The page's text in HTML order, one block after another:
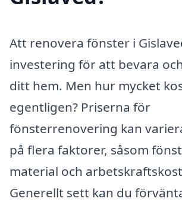
Att renovera fönster i
investering för att bevara
ditt hem. Men hur mycket
egentligen? Priserna för
fönsterrenovering kan
på flera faktorer, såsom
material och
Generellt sett kan du